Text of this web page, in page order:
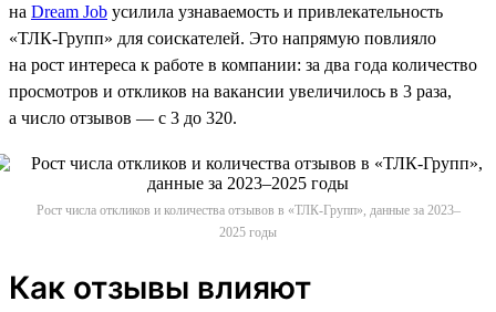
на Dream Job усилила узнаваемость и привлекательность
«ТЛК-Групп» для соискателей. Это напрямую повлияло
на рост интереса к работе в компании: за два года количество
просмотров и откликов на вакансии увеличилось в 3 раза,
а число отзывов — с 3 до 320.
Рост числа откликов и количества отзывов в «ТЛК-Групп», данные за 2023–
2025 годы
Как отзывы влияют